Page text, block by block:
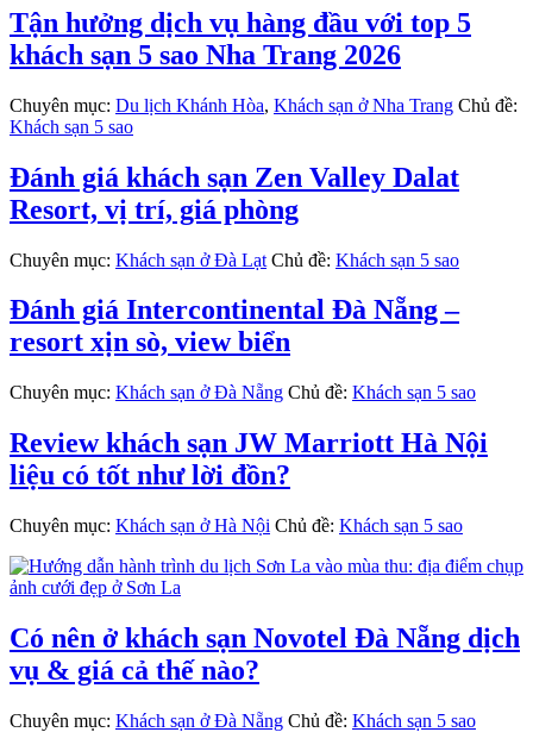
Tận hưởng dịch vụ hàng đầu với top 5
khách sạn 5 sao Nha Trang 2026
Chuyên mục: Du lịch Khánh Hòa, Khách sạn ở Nha Trang Chủ đề:
Khách sạn 5 sao
Đánh giá khách sạn Zen Valley Dalat
Resort, vị trí, giá phòng
Chuyên mục: Khách sạn ở Đà Lạt Chủ đề: Khách sạn 5 sao
Đánh giá Intercontinental Đà Nẵng –
resort xịn sò, view biển
Chuyên mục: Khách sạn ở Đà Nẵng Chủ đề: Khách sạn 5 sao
Review khách sạn JW Marriott Hà Nội
liệu có tốt như lời đồn?
Chuyên mục: Khách sạn ở Hà Nội Chủ đề: Khách sạn 5 sao
Có nên ở khách sạn Novotel Đà Nẵng dịch
vụ & giá cả thế nào?
Chuyên mục: Khách sạn ở Đà Nẵng Chủ đề: Khách sạn 5 sao